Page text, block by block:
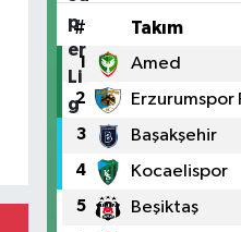
# Takım
1 Amed
2 Erzurumspor
3 Başakşehir
4 Kocaelispor
5 Beşiktaş